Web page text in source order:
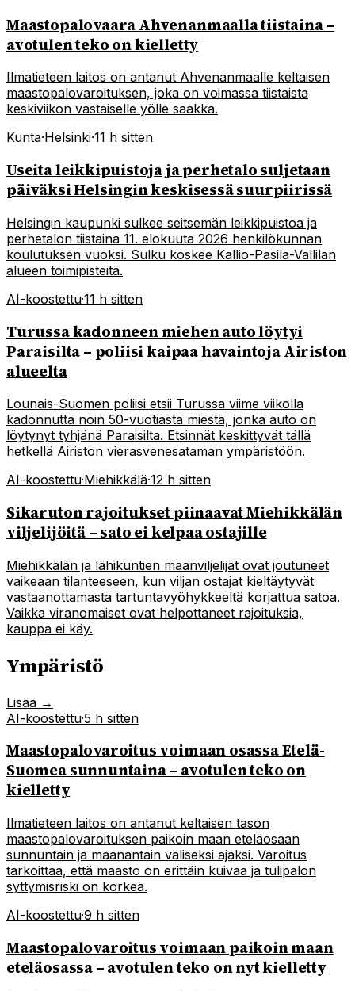
Maastopalovaara Ahvenanmaalla tiistaina –
avotulen teko on kielletty
Ilmatieteen laitos on antanut Ahvenanmaalle keltaisen
maastopalovaroituksen, joka on voimassa tiistaista
keskiviikon vastaiselle yölle saakka.
Kunta·Helsinki·11 h sitten
Useita leikkipuistoja ja perhetalo suljetaan
päiväksi Helsingin keskisessä suurpiirissä
Helsingin kaupunki sulkee seitsemän leikkipuistoa ja
perhetalon tiistaina 11. elokuuta 2026 henkilökunnan
koulutuksen vuoksi. Sulku koskee Kallio-Pasila-Vallilan
alueen toimipisteitä.
AI-koostettu·11 h sitten
Turussa kadonneen miehen auto löytyi
Paraisilta – poliisi kaipaa havaintoja Airiston
alueelta
Lounais-Suomen poliisi etsii Turussa viime viikolla
kadonnutta noin 50-vuotiasta miestä, jonka auto on
löytynyt tyhjänä Paraisilta. Etsinnät keskittyvät tällä
hetkellä Airiston vierasvenesataman ympäristöön.
AI-koostettu·Miehikkälä·12 h sitten
Sikaruton rajoitukset piinaavat Miehikkälän
viljelijöitä – sato ei kelpaa ostajille
Miehikkälän ja lähikuntien maanviljelijät ovat joutuneet
vaikeaan tilanteeseen, kun viljan ostajat kieltäytyvät
vastaanottamasta tartuntavyöhykkeeltä korjattua satoa.
Vaikka viranomaiset ovat helpottaneet rajoituksia,
kauppa ei käy.
Ympäristö
Lisää →
AI-koostettu·5 h sitten
Maastopalovaroitus voimaan osassa Etelä-
Suomea sunnuntaina – avotulen teko on
kielletty
Ilmatieteen laitos on antanut keltaisen tason
maastopalovaroituksen paikoin maan eteläosaan
sunnuntain ja maanantain väliseksi ajaksi. Varoitus
tarkoittaa, että maasto on erittäin kuivaa ja tulipalon
syttymisriski on korkea.
AI-koostettu·9 h sitten
Maastopalovaroitus voimaan paikoin maan
eteläosassa – avotulen teko on nyt kielletty